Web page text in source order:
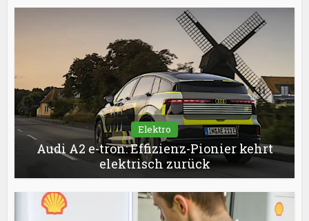
Elektro
Audi A2 e-tron: Effizienz-Pionier kehrt
elektrisch zurück